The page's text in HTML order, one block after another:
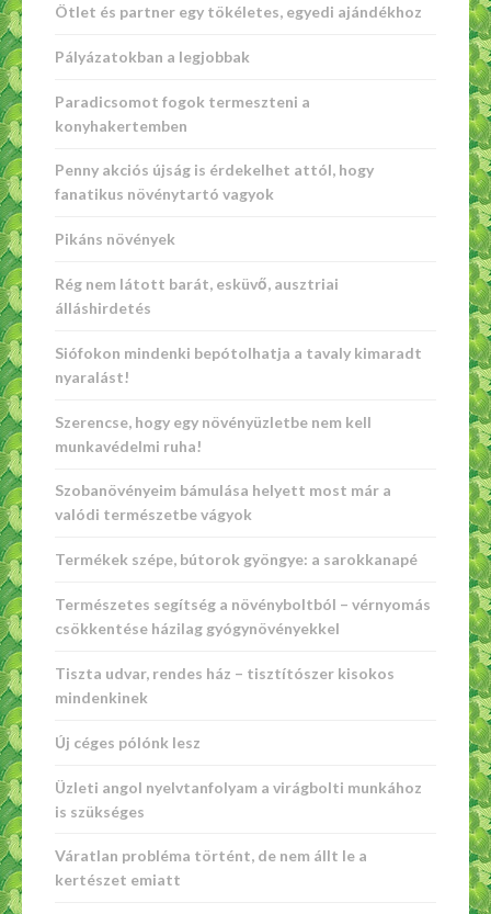
Ötlet és partner egy tökéletes, egyedi ajándékhoz
Pályázatokban a legjobbak
Paradicsomot fogok termeszteni a
konyhakertemben
Penny akciós újság is érdekelhet attól, hogy
fanatikus növénytartó vagyok
Pikáns növények
Rég nem látott barát, esküvő, ausztriai
álláshirdetés
Siófokon mindenki bepótolhatja a tavaly kimaradt
nyaralást!
Szerencse, hogy egy növényüzletbe nem kell
munkavédelmi ruha!
Szobanövényeim bámulása helyett most már a
valódi természetbe vágyok
Termékek szépe, bútorok gyöngye: a sarokkanapé
Természetes segítség a növényboltból – vérnyomás
csökkentése házilag gyógynövényekkel
Tiszta udvar, rendes ház – tisztítószer kisokos
mindenkinek
Új céges pólónk lesz
Üzleti angol nyelvtanfolyam a virágbolti munkához
is szükséges
Váratlan probléma történt, de nem állt le a
kertészet emiatt